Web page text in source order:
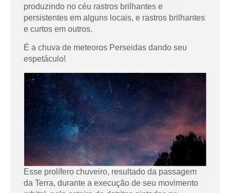
produzindo no céu rastros brilhantes e
persistentes em alguns locais, e rastros brilhantes
e curtos em outros.
É a chuva de meteoros Perseidas dando seu
espetáculo!
Esse prolífero chuveiro, resultado da passagem
da Terra, durante a execução de seu movimento